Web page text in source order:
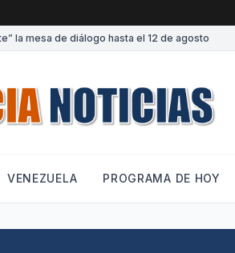
mesa de diálogo hasta el 12 de agosto
VENEZUELA PROGRAMA DE HOY